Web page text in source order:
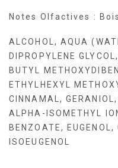
Notes Olfactives :
ALCOHOL, AQUA
DIPROPYLENE
BUTYL
ETHYLHEXYL
CINNAMAL,
ALPHA-ISOMETHYL
BENZOATE,
ISOEUGENOL